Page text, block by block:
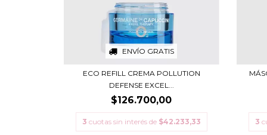
ENVÍO GRATIS
ECO REFILL CREMA POLLUTION
DEFENSE EXCEL...
$126.700,00
3 cuotas sin interés de $42.233,33 3